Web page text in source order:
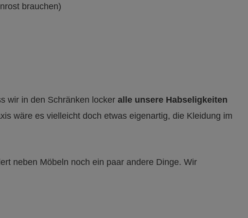
brauchen)
wir in den Schränken lockeralle unsere Habseligkeiten
wäre es vielleicht doch etwas eigenartig, die Kleidung im
neben Möbeln noch ein paar andere Dinge. Wir